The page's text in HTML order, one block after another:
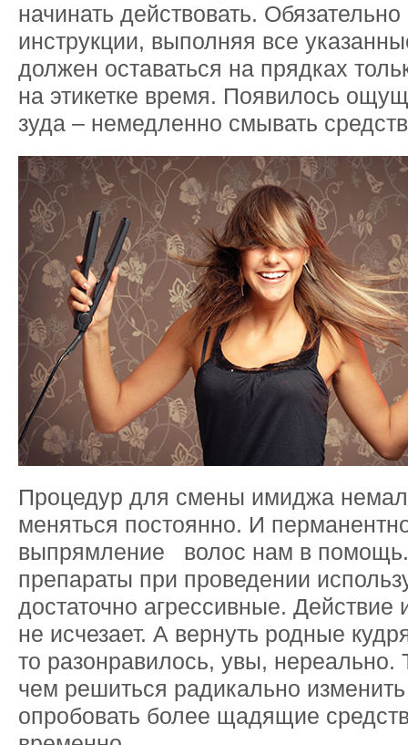
начинать действовать. Обязательно
инструкции, выполняя все
должен оставаться на прядках
на этикетке время. Появилось
зуда – немедленно смывать
Процедур для смены имиджа
меняться постоянно. И
выпрямление волос нам в
препараты при проведении
достаточно агрессивные. Действие
не исчезает. А вернуть родные
то разонравилось, увы, нереально.
чем решиться радикально изменить
опробовать более щадящие